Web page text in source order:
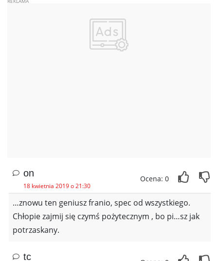
on
18 kwietnia 2019 o 21:30
Ocena: 0
…znowu ten geniusz franio, spec od wszystkiego.
Chłopie zajmij się czymś pożytecznym , bo pi…sz jak
potrzaskany.
tc